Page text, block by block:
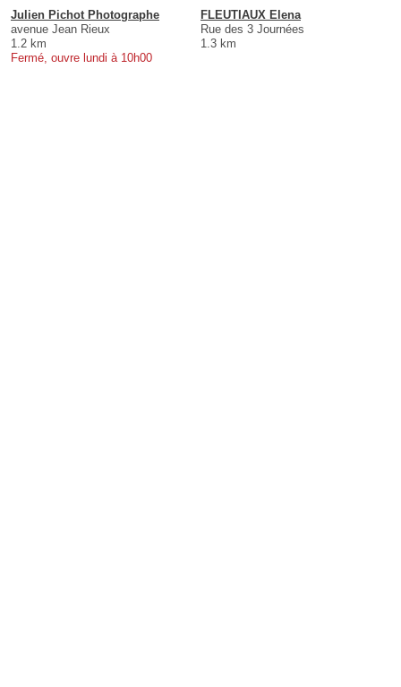
Julien Pichot Photographe
avenue Jean Rieux
1.2 km
Fermé, ouvre lundi à 10h00
FLEUTIAUX Elena
Rue des 3 Journées
1.3 km